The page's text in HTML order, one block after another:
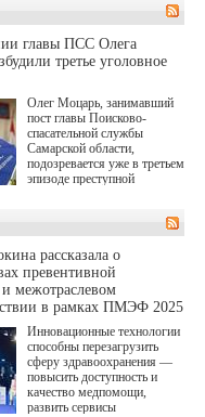
игре "Мир танков"
выступили "Ростелеком",
партия "Единая Россия",
игровая студия "Леста" и
главы ПСС Олега
третье уголовное
Олег Моцарь, занимавший
пост главы Поисково-
спасательной службы
Самарской области,
подозревается уже в третьем
эпизоде преступной
о превышении полномочий,
а сам он находится в СИЗО.
рассказала о
превентивной
межотраслевом
в рамках ПМЭФ 2025
Инновационные технологии
способны перезагрузить
сферу здравоохранения —
повысить доступность и
качество медпомощи,
развить сервисы